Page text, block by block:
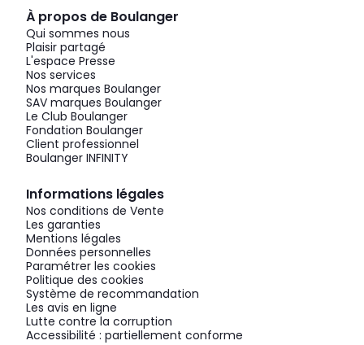
À propos de Boulanger
Qui sommes nous
Plaisir partagé
L'espace Presse
Nos services
Nos marques Boulanger
SAV marques Boulanger
Le Club Boulanger
Fondation Boulanger
Client professionnel
Boulanger INFINITY
Informations légales
Nos conditions de Vente
Les garanties
Mentions légales
Données personnelles
Paramétrer les cookies
Politique des cookies
Système de recommandation
Les avis en ligne
Lutte contre la corruption
Accessibilité : partiellement conforme